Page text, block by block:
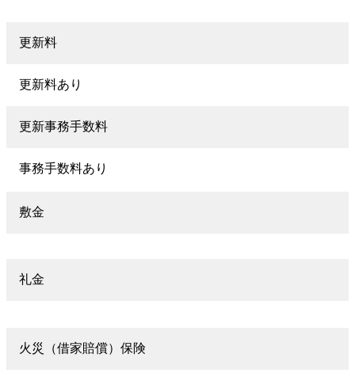
更新料
更新料あり
更新事務手数料
事務手数料あり
敷金
礼金
火災（借家賠償）保険